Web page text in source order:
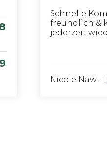
Schnelle
freundlich &
jederzeit
Nicole Naw...